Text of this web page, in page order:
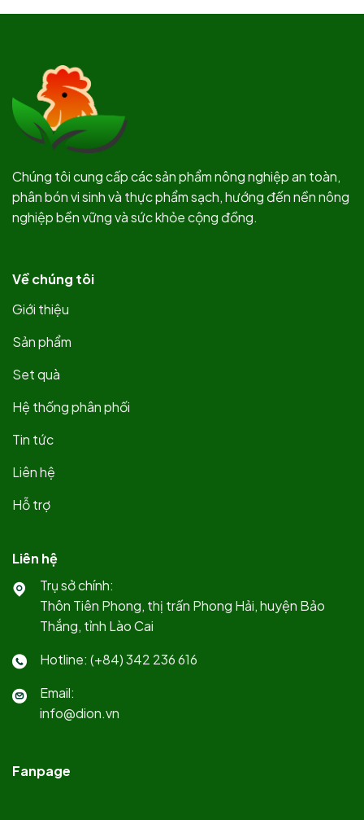
Chúng tôi cung cấp các sản phẩm nông nghiệp an toàn,
phân bón vi sinh và thực phẩm sạch, hướng đến nền nông
nghiệp bền vững và sức khỏe cộng đồng.
Về chúng tôi
Giới thiệu
Sản phẩm
Set quà
Hệ thống phân phối
Tin tức
Liên hệ
Hỗ trợ
Liên hệ
Trụ sở chính:
Thôn Tiên Phong, thị trấn Phong Hải, huyện Bảo
Thắng, tỉnh Lào Cai
Hotline: (+84) 342 236 616
Email:
info@dion.vn
Fanpage